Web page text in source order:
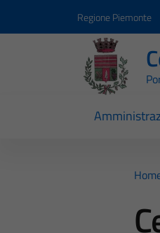
Regione Piemonte